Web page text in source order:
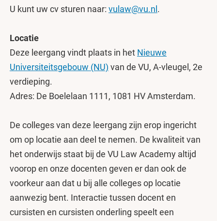
U kunt uw cv sturen naar: vulaw@vu.nl .
Locatie
Deze leergang vindt plaats in het Nieuwe
Universiteitsgebouw (NU) van de VU, A-vleugel, 2e
verdieping.
Adres: De Boelelaan 1111, 1081 HV Amsterdam.
De colleges van deze leergang zijn erop ingericht
om op locatie aan deel te nemen. De kwaliteit van
het onderwijs staat bij de VU Law Academy altijd
voorop en onze docenten geven er dan ook de
voorkeur aan dat u bij alle colleges op locatie
aanwezig bent. Interactie tussen docent en
cursisten en cursisten onderling speelt een